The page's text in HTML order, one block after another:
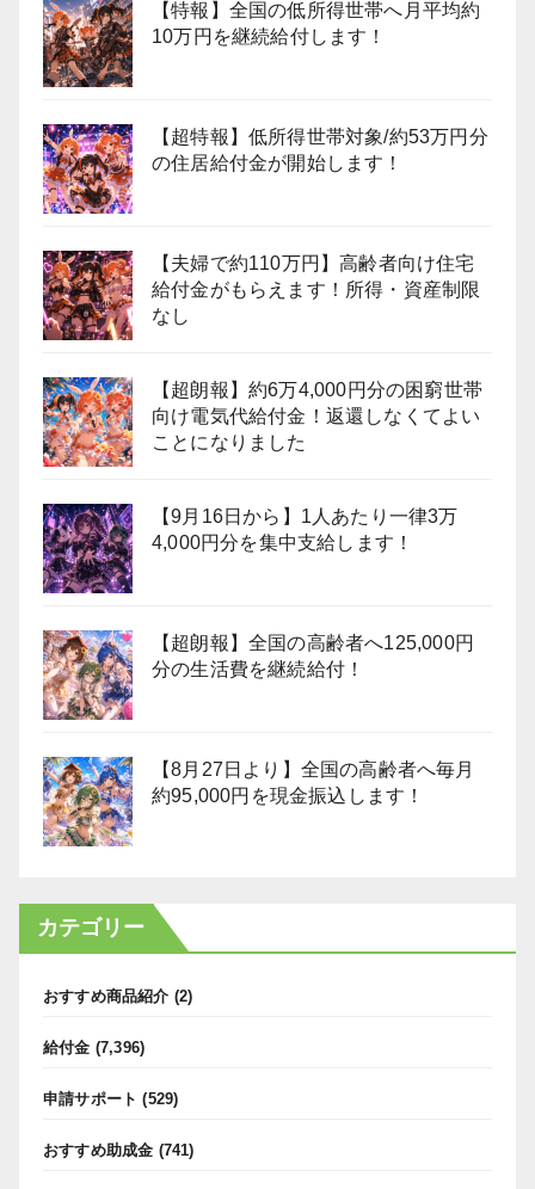
【特報】全国の低所得世帯へ月平均約
10万円を継続給付します！
【超特報】低所得世帯対象/約53万円分
の住居給付金が開始します！
【夫婦で約110万円】高齢者向け住宅
給付金がもらえます！所得・資産制限
なし
【超朗報】約6万4,000円分の困窮世帯
向け電気代給付金！返還しなくてよい
ことになりました
【9月16日から】1人あたり一律3万
4,000円分を集中支給します！
【超朗報】全国の高齢者へ125,000円
分の生活費を継続給付！
【8月27日より】全国の高齢者へ毎月
約95,000円を現金振込します！
カテゴリー
おすすめ商品紹介 (2)
給付金 (7,396)
申請サポート (529)
おすすめ助成金 (741)